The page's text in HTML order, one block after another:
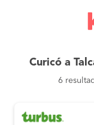
Curicó a
6